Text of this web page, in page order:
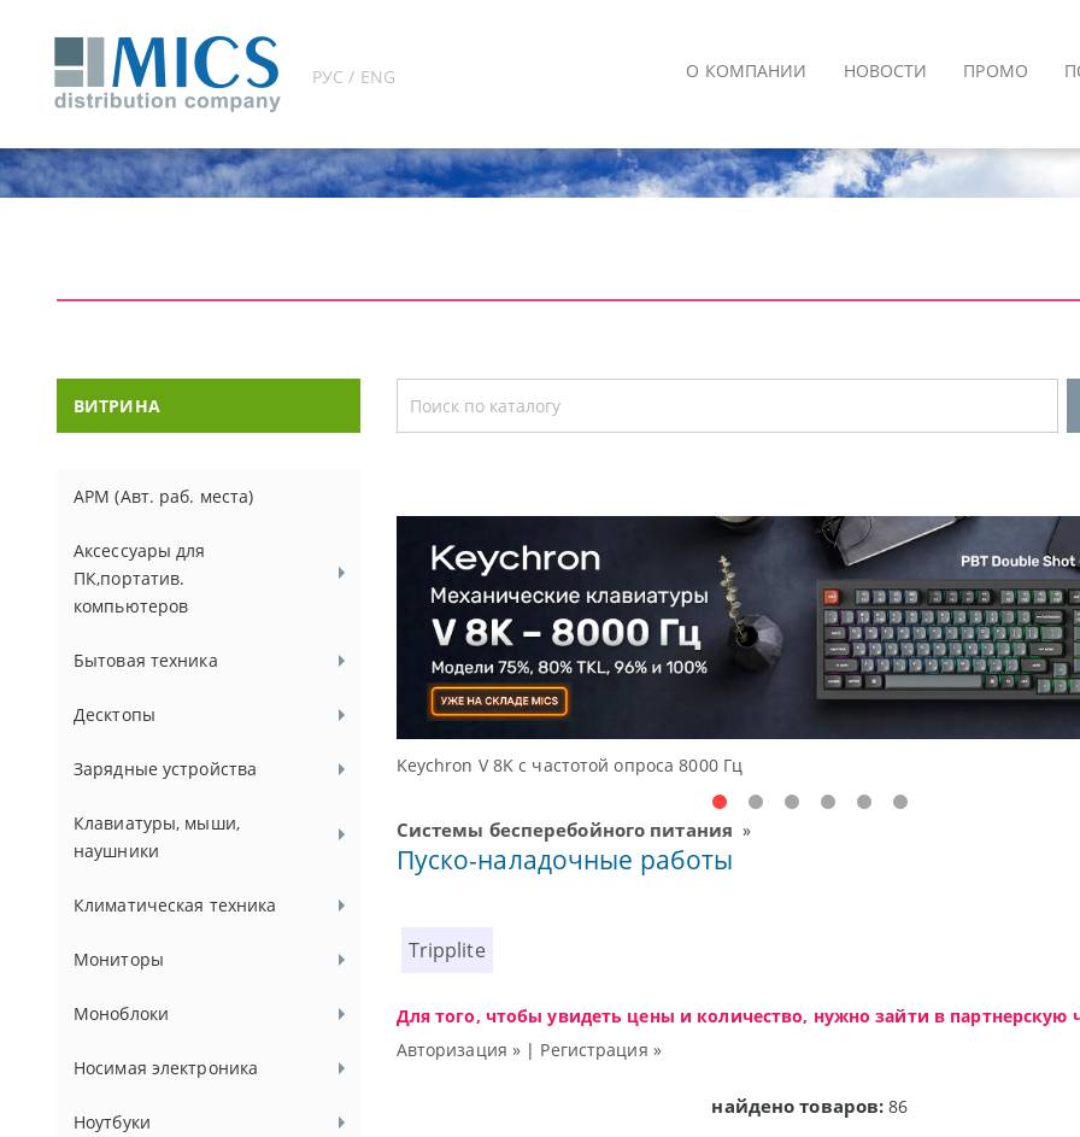
РУС / ENG О КОМПАНИИ НОВОСТИ ПРОМО
ВИТРИНА
АРМ (Авт. раб. места)
Аксессуары для
ПК,портатив.
компьютеров
Бытовая техника
Десктопы
Зарядные устройства
Клавиатуры, мыши,
наушники
Климатическая техника
Мониторы
Моноблоки
Носимая электроника
Ноутбуки
8000 Гц Доступные решения начального уровня, новые
Системы бесперебойного питания »
Пуско-наладочные работы
Tripplite
Для того, чтобы увидеть цены и количество, нужно зайти в партнерскую
Авторизация » | Регистрация »
найдено товаров: 86